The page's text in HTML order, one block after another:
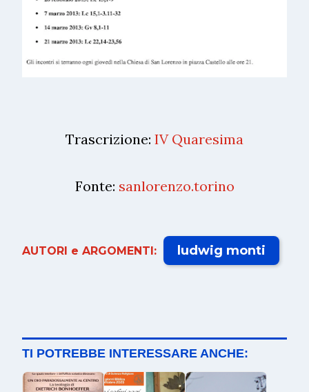
Trascrizione: IV Quaresima
Fonte: sanlorenzo.torino
AUTORI e ARGOMENTI: ludwig monti
TI POTREBBE INTERESSARE ANCHE: